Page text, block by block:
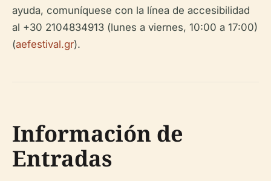
ayuda, comuníquese con la línea de accesibilidad
al +30 2104834913 (lunes a viernes, 10:00 a 17:00)
(aefestival.gr).
Información de
Entradas